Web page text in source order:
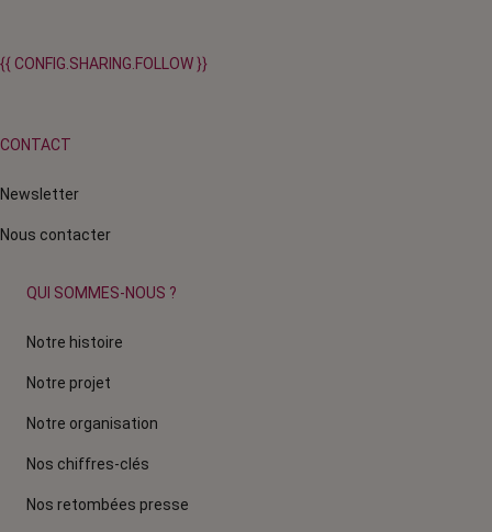
{{ CONFIG.SHARING.FOLLOW }}
CONTACT
Newsletter
Nous contacter
QUI SOMMES-NOUS ?
Notre histoire
Notre projet
Notre organisation
Nos chiffres-clés
Nos retombées presse